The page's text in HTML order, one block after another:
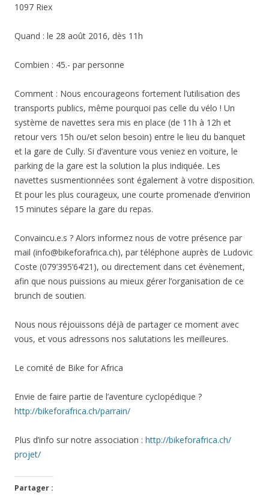
1097 Riex
Quand : le 28 août 2016, dès 11h
Combien : 45.- par personne
Comment : Nous encourageons fortement l’utilisation des
transports publics, même pourquoi pas celle du vélo ! Un
système de navettes sera mis en place (de 11h à 12h et
retour vers 15h ou/et selon besoin) entre le lieu du banquet
et la gare de Cully. Si d’aventure vous veniez en voiture, le
parking de la gare est la solution la plus indiquée. Les
navettes susmentionnées sont également à votre disposition.
Et pour les plus courageux, une courte promenade d’envirion
15 minutes sépare la gare du repas.
Convaincu.e.s ? Alors informez nous de votre présence par
mail (info@bikeforafrica.ch), par téléphone auprès de Ludovic
Coste (079’395’64’21), ou directement dans cet évènement,
afin que nous puissions au mieux gérer l’organisation de ce
brunch de soutien.
Nous nous réjouissons déjà de partager ce moment avec
vous, et vous adressons nos salutations les meilleures.
Le comité de Bike for Africa
Envie de faire partie de l’aventure cyclopédique ?
http://bikeforafrica.ch/parrain/
Plus d’info sur notre association : http://bikeforafrica.ch/
projet/
Partager :